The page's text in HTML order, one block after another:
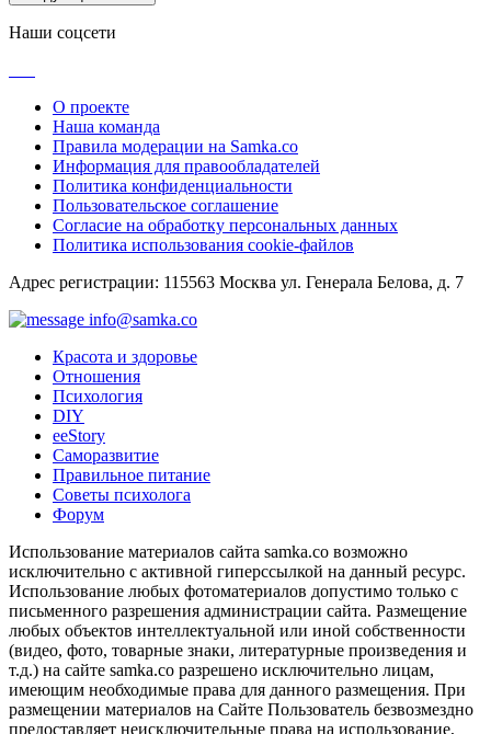
Наши соцсети
О проекте
Наша команда
Правила модерации на Samka.co
Информация для правообладателей
Политика конфиденциальности
Пользовательское соглашение
Согласие на обработку персональных данных
Политика использования cookie-файлов
Адрес регистрации: 115563 Москва ул. Генерала Белова, д. 7
info@samka.co
Красота и здоровье
Отношения
Психология
DIY
ееStory
Саморазвитие
Правильное питание
Советы психолога
Форум
Использование материалов сайта samka.co возможно
исключительно с активной гиперссылкой на данный ресурс.
Использование любых фотоматериалов допустимо только с
письменного разрешения администрации сайта. Размещение
любых объектов интеллектуальной или иной собственности
(видео, фото, товарные знаки, литературные произведения и
т.д.) на сайте samka.co разрешено исключительно лицам,
имеющим необходимые права для данного размещения. При
размещении материалов на Сайте Пользователь безвозмездно
предоставляет неисключительные права на использование,